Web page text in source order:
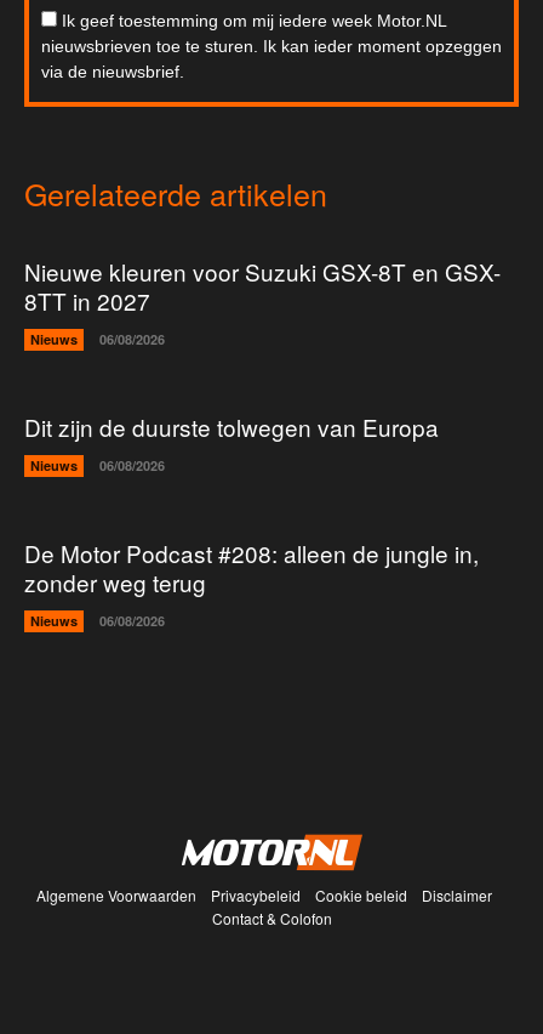
Ik geef toestemming om mij iedere week Motor.NL
nieuwsbrieven toe te sturen. Ik kan ieder moment opzeggen
via de nieuwsbrief.
Gerelateerde artikelen
Nieuwe kleuren voor Suzuki GSX-8T en GSX-
8TT in 2027
Nieuws 06/08/2026
Dit zijn de duurste tolwegen van Europa
Nieuws 06/08/2026
De Motor Podcast #208: alleen de jungle in,
zonder weg terug
Nieuws 06/08/2026
Algemene Voorwaarden Privacybeleid Cookie beleid
Disclaimer
Contact & Colofon